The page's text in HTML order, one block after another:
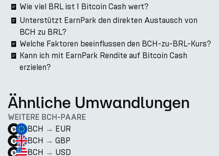
Wie viel BRL ist 1 Bitcoin Cash wert?
Unterstützt EarnPark den direkten Austausch von
BCH zu BRL?
Welche Faktoren beeinflussen den BCH-zu-BRL-Kurs?
Kann ich mit EarnPark Rendite auf Bitcoin Cash
erzielen?
Ähnliche Umwandlungen
WEITERE BCH-PAARE
BCH → EUR
BCH → GBP
BCH → USD